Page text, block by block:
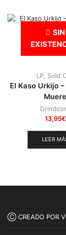
Punk (146)
(22)
SIN
LP, Sold
El Kaso Urkijo
Muere
13,95€
LEER
Ⓒ CREADO POR